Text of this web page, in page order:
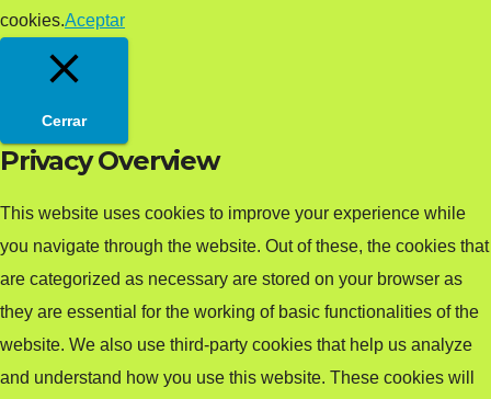
cookies.Aceptar
Cerrar
Privacy Overview
This website uses cookies to improve your experience while
you navigate through the website. Out of these, the cookies that
are categorized as necessary are stored on your browser as
they are essential for the working of basic functionalities of the
website. We also use third-party cookies that help us analyze
and understand how you use this website. These cookies will